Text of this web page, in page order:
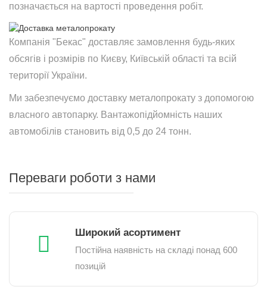
позначається на вартості проведення робіт.
Компанія "Бекас" доставляє замовлення будь-яких
обсягів і розмірів по Києву, Київській області та всій
території України.
Ми забезпечуємо доставку металопрокату з допомогою
власного автопарку. Вантажопідйомність наших
автомобілів становить від 0,5 до 24 тонн.
Переваги роботи з нами
Широкий асортимент
Постійна наявність на складі понад 600
позицій